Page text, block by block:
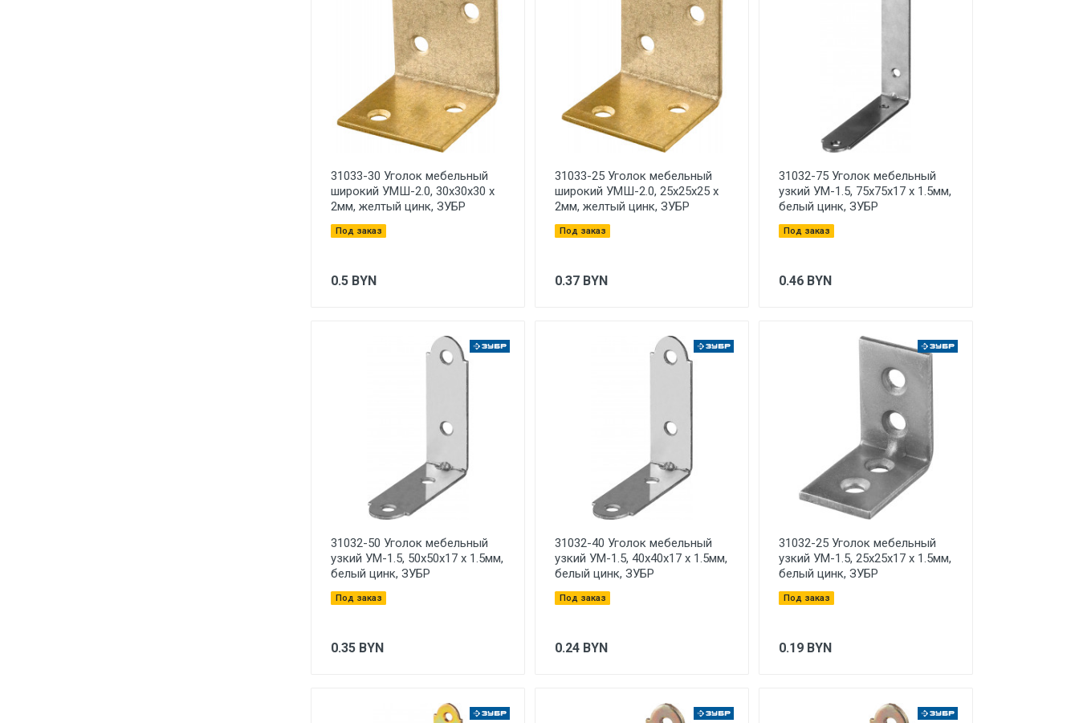
31033-30 Уголок мебельный
широкий УМШ-2.0, 30х30х30 х
2мм, желтый цинк, ЗУБР
Под заказ
0.5 BYN
31033-25 Уголок мебельный
широкий УМШ-2.0, 25х25х25 х
2мм, желтый цинк, ЗУБР
Под заказ
0.37 BYN
31032-75 Уголок мебельный
узкий УМ-1.5, 75х75х17 х 1.5мм,
белый цинк, ЗУБР
Под заказ
0.46 BYN
31032-50 Уголок мебельный
узкий УМ-1.5, 50х50х17 х 1.5мм,
белый цинк, ЗУБР
Под заказ
0.35 BYN
31032-40 Уголок мебельный
узкий УМ-1.5, 40х40х17 х 1.5мм,
белый цинк, ЗУБР
Под заказ
0.24 BYN
31032-25 Уголок мебельный
узкий УМ-1.5, 25х25х17 х 1.5мм,
белый цинк, ЗУБР
Под заказ
0.19 BYN